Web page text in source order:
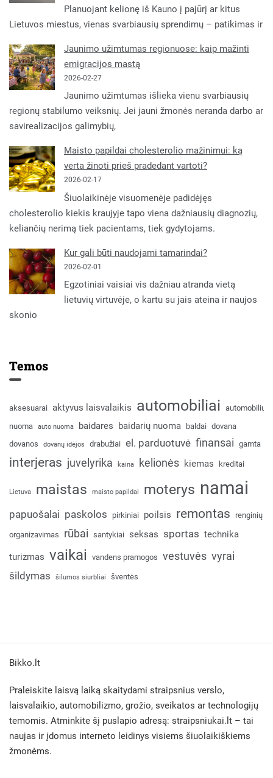
Planuojant kelionę iš Kauno į pajūrį ar kitus
Lietuvos miestus, vienas svarbiausių sprendimų – patikimas ir
Jaunimo užimtumas regionuose: kaip mažinti
emigracijos mastą
2026-02-27
Jaunimo užimtumas išlieka vienu svarbiausių
regionų stabilumo veiksnių. Jei jauni žmonės neranda darbo ar
savirealizacijos galimybių,
Maisto papildai cholesterolio mažinimui: ką
verta žinoti prieš pradedant vartoti?
2026-02-17
Šiuolaikinėje visuomenėje padidėjęs
cholesterolio kiekis kraujyje tapo viena dažniausių diagnozių,
keliančių nerimą tiek pacientams, tiek gydytojams.
Kur gali būti naudojami tamarindai?
2026-02-01
Egzotiniai vaisiai vis dažniau atranda vietą
lietuvių virtuvėje, o kartu su jais ateina ir naujos
skonio
Temos
aksesuarai aktyvus laisvalaikis automobiliai automobilių
nuoma
auto nuoma baidares baidarių nuoma baldai dovana
dovanos
dovanų idėjos drabužiai el. parduotuvė finansai gamta
interjeras juvelyrika kaina kelionės kiemas kreditai
Lietuva maistas maisto papildai moterys namai
papuošalai paskolos pirkiniai poilsis remontas renginių
organizavimas rūbai santykiai seksas sportas technika
turizmas vaikai vandens pramogos vestuvės vyrai
šildymas šilumos siurbliai šventės
Bikko.lt
Praleiskite laisvą laiką skaitydami straipsnius verslo,
laisvalaikio, automobilizmo, grožio, sveikatos ar technologijų
temomis. Atminkite šį puslapio adresą: straipsniukai.lt – tai
naujas ir įdomus interneto leidinys visiems šiuolaikiškiems
žmonėms.